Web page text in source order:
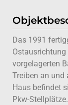
Das 1991
Ostausrichtung
vorgelagerten
Treiben an und
Haus befindet
Pkw-Stellplätze.